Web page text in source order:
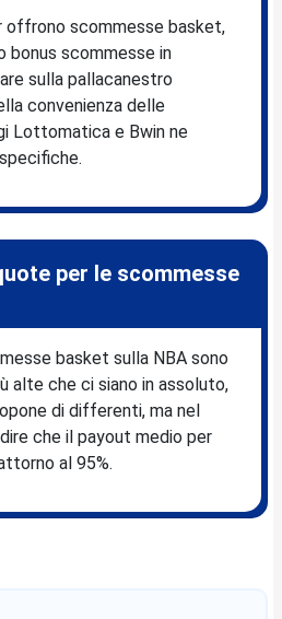
offrono scommesse basket,
scommesse in
sulla pallacanestro
convenienza delle
Lottomatica e Bwin ne
per le scommesse
basket sulla NBA sono
alte che ci siano in assoluto,
di differenti, ma nel
che il payout medio per
al 95%.